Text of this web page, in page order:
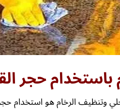
وتنظيف الرخام هو استخدام